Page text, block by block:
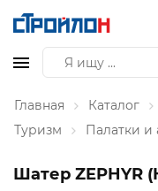
Главная Каталог
Туризм
Палатки и
Шатер ZEPHYR